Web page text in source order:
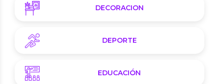
DECORACION
DEPORTE
EDUCACIÓN